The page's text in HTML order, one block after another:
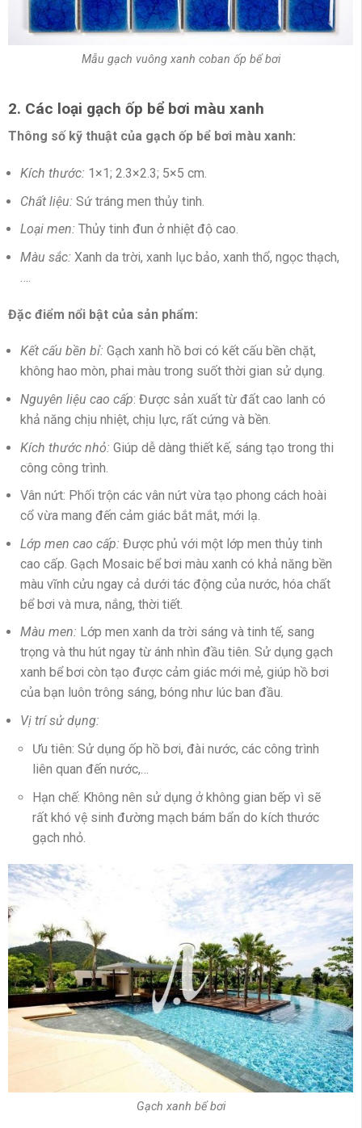
Mẫu gạch vuông xanh coban ốp bể bơi
2. Các loại gạch ốp bể bơi màu xanh
Thông số kỹ thuật của gạch ốp bể bơi màu xanh:
Kích thước: 1×1; 2.3×2.3; 5×5 cm.
Chất liệu: Sứ tráng men thủy tinh.
Loại men: Thủy tinh đun ở nhiệt độ cao.
Màu sắc: Xanh da trời, xanh lục bảo, xanh thổ, ngọc thạch,
….
Đặc điểm nổi bật của sản phẩm:
Kết cấu bền bỉ: Gạch xanh hồ bơi có kết cấu bền chặt,
không hao mòn, phai màu trong suốt thời gian sử dụng.
Nguyên liệu cao cấp: Được sản xuất từ đất cao lanh có
khả năng chịu nhiệt, chịu lực, rất cứng và bền.
Kích thước nhỏ: Giúp dễ dàng thiết kế, sáng tạo trong thi
công công trình.
Vân nứt: Phối trộn các vân nứt vừa tạo phong cách hoài
cổ vừa mang đến cảm giác bắt mắt, mới lạ.
Lớp men cao cấp: Được phủ với một lớp men thủy tinh
cao cấp. Gạch Mosaic bể bơi màu xanh có khả năng bền
màu vĩnh cửu ngay cả dưới tác động của nước, hóa chất
bể bơi và mưa, nắng, thời tiết.
Màu men: Lớp men xanh da trời sáng và tinh tế, sang
trọng và thu hút ngay từ ánh nhìn đầu tiên. Sử dụng gạch
xanh bể bơi còn tạo được cảm giác mới mẻ, giúp hồ bơi
của bạn luôn trông sáng, bóng như lúc ban đầu.
Vị trí sử dụng:
Ưu tiên: Sử dụng ốp hồ bơi, đài nước, các công trình
liên quan đến nước,…
Hạn chế: Không nên sử dụng ở không gian bếp vì sẽ
rất khó vệ sinh đường mạch bám bẩn do kích thước
gạch nhỏ.
Gạch xanh bể bơi